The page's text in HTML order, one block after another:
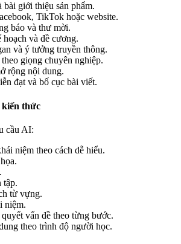
giới thiệu sản phẩm.
TikTok hoặc website.
báo và thư mời.
hoạch và đề cương.
và ý tưởng truyền thông.
giọng chuyên nghiệp.
rộng nội dung.
đạt và bố cục bài viết.
kiến thức
cầu AI:
niệm theo cách dễ hiểu.
tập.
từ vựng.
niệm.
vấn đề theo từng bước.
theo trình độ người học.